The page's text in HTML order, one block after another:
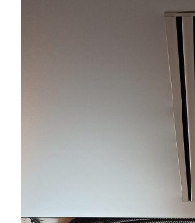
квартире